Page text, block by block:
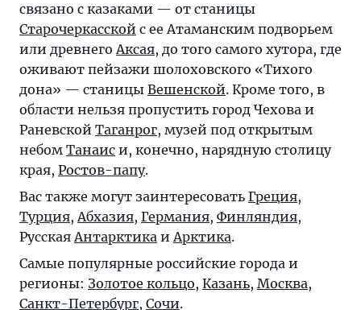
связано с казаками — от станицы
Старочеркасской с ее Атаманским подворьем
или древнегоАксая, до того самого хутора, где
оживают пейзажи шолоховского «Тихого
дона» — станицы Вешенской. Кроме того, в
области нельзя пропустить город Чехова и
Раневской Таганрог, музей под открытым
небом Танаис и, конечно, нарядную столицу
края, Ростов-папу.
Вас также могут заинтересовать Греция,
Турция,Абхазия, Германия, Финляндия,
РусскаяАнтарктика иАрктика.
Самые популярные российские города и
регионы: Золотое кольцо, Казань, Москва,
Санкт-Петербург, Сочи.